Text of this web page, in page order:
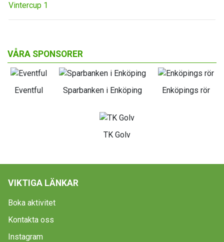
Vintercup 1
VÅRA SPONSORER
Eventful Sparbanken i Enköping Enköpings rör
TK Golv
VIKTIGA LÄNKAR
Boka aktivitet
Kontakta oss
Instagram